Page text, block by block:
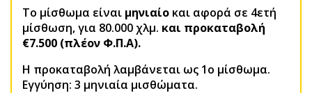
Το μίσθωμα είναι μηνιαίο και αφορά σε 4ετή
μίσθωση, για 80.000 χλμ. και προκαταβολή
€7.500 (πλέον Φ.Π.Α).
H προκαταβολή λαμβάνεται ως 1ο μίσθωμα.
Εγγύηση: 3 μηνιαία μισθώματα.